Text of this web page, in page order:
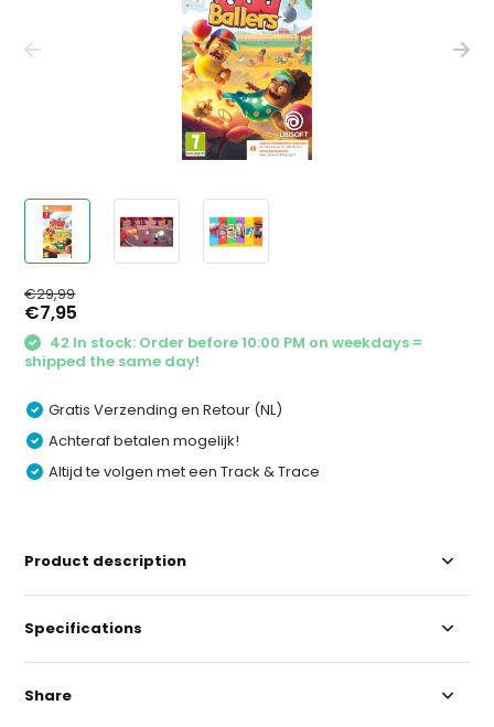
€29,99
€7,95
42 In stock: Order before 10:00 PM on weekdays =
shipped the same day!
Gratis Verzending en Retour (NL)
Achteraf betalen mogelijk!
Altijd te volgen met een Track & Trace
Product description
Specifications
Share